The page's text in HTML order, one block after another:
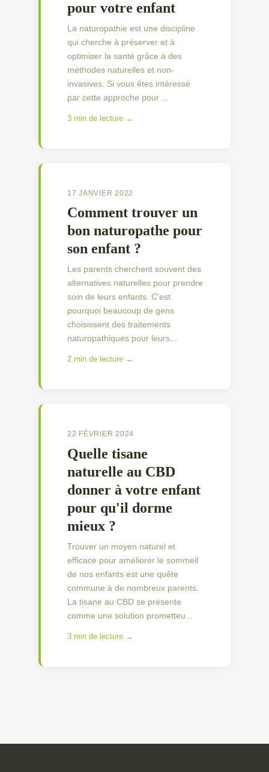
pour votre enfant
La naturopathie est une discipline
qui cherche à préserver et à
optimiser la santé grâce à des
méthodes naturelles et non-
invasives. Si vous êtes intéressé
par cette approche pour ...
3 min de lecture →
17 JANVIER 2022
Comment trouver un
bon naturopathe pour
son enfant ?
Les parents cherchent souvent des
alternatives naturelles pour prendre
soin de leurs enfants. C'est
pourquoi beaucoup de gens
choisissent des traitements
naturopathiques pour leurs...
2 min de lecture →
22 FÉVRIER 2024
Quelle tisane
naturelle au CBD
donner à votre enfant
pour qu'il dorme
mieux ?
Trouver un moyen naturel et
efficace pour améliorer le sommeil
de nos enfants est une quête
commune à de nombreux parents.
La tisane au CBD se présente
comme une solution prometteu...
3 min de lecture →